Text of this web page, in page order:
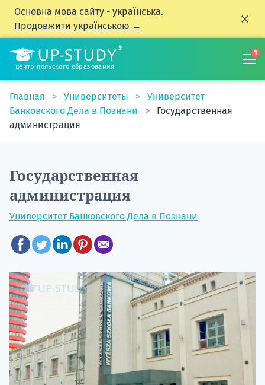
Основна мова сайту - українська.
Продовжити українською →
центр польского образования
1
Главная Университеты
Университет
Банковского Дела в Познани
Государственная
администрация
Государственная
администрация
Университет Банковского Дела в Познани